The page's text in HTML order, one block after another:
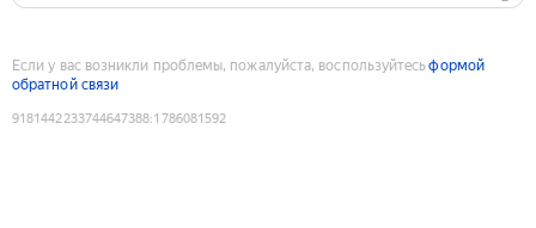
Если у вас возникли проблемы, пожалуйста, воспользуйтесьформой
обратной связи
9181442233744647388:1786081592